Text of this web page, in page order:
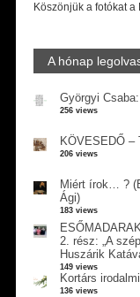
Köszönjük a fotókat
A hónap
Györgyi
256 views
KÖVESEDŐ –
206 views
Miért írok… ?
Ági)
183 views
2. rész: „A
Huszárik
149 views
Kortárs
136 views